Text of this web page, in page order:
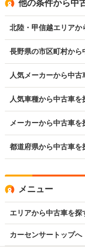
他の条件から中
北陸・甲信越エリアか
長野県の市区町村から
人気メーカーから中古
人気車種から中古車を
メーカーから中古車を
都道府県から中古車を
メニュー
エリアから中古車を探
カーセンサートップへ